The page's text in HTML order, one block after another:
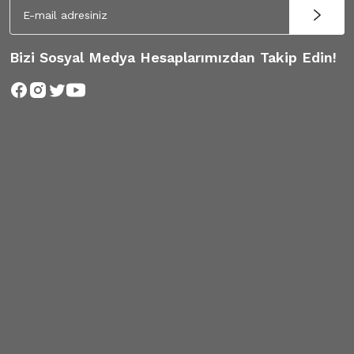
Bizi Sosyal Medya Hesaplarımızdan Takip Edin!